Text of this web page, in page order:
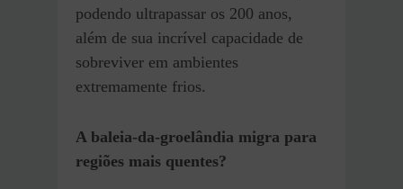
podendo ultrapassar os 200 anos,
além de sua incrível capacidade de
sobreviver em ambientes
extremamente frios.
A baleia-da-groelândia migra para
regiões mais quentes?